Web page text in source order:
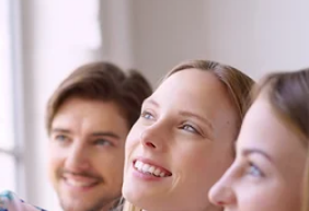
KUNEX®
KUNEX®
KUNEX®
KUNEX®
KUNEX®